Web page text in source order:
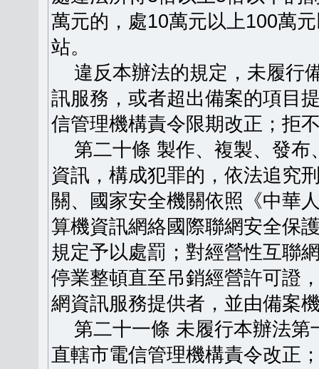
萬元的，處10萬元以上100萬
站。
違反本辦法的規定，未履行
訊服務，或者超出備案的項目
信管理機構責令限期改正；拒
第二十條 製作、複製、發布
資訊，構成犯罪的，依法追究
關、國家安全機關依照《中華
算機資訊網絡國際聯網安全保
規定予以處罰；對經營性互聯
停業整頓直至吊銷經營許可證
網資訊服務提供者，並由備案
第二十一條 未履行本辦法第
直轄市電信管理機構責令改正